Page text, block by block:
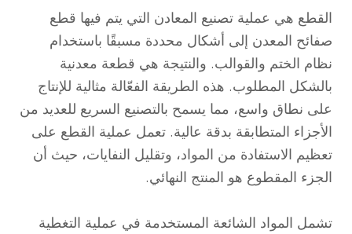
القطع هي عملية تصنيع المعادن التي يتم فيها قطع
صفائح المعدن إلى أشكال محددة مسبقًا باستخدام
نظام الختم والقوالب. والنتيجة هي قطعة معدنية
بالشكل المطلوب. هذه الطريقة الفعّالة مثالية للإنتاج
على نطاق واسع، مما يسمح بالتصنيع السريع للعديد من
الأجزاء المتطابقة بدقة عالية. تعمل عملية القطع على
تعظيم الاستفادة من المواد، وتقليل النفايات، حيث أن
الجزء المقطوع هو المنتج النهائي.
تشمل المواد الشائعة المستخدمة في عملية التغطية